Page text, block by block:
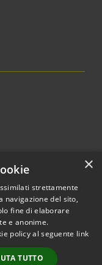
© 2026 • Comune di
• Powered by
•
Accesso
×
strettamente
navigazione del sito,
fine di elaborare
e anonime.
policy al seguente link
TUTTO